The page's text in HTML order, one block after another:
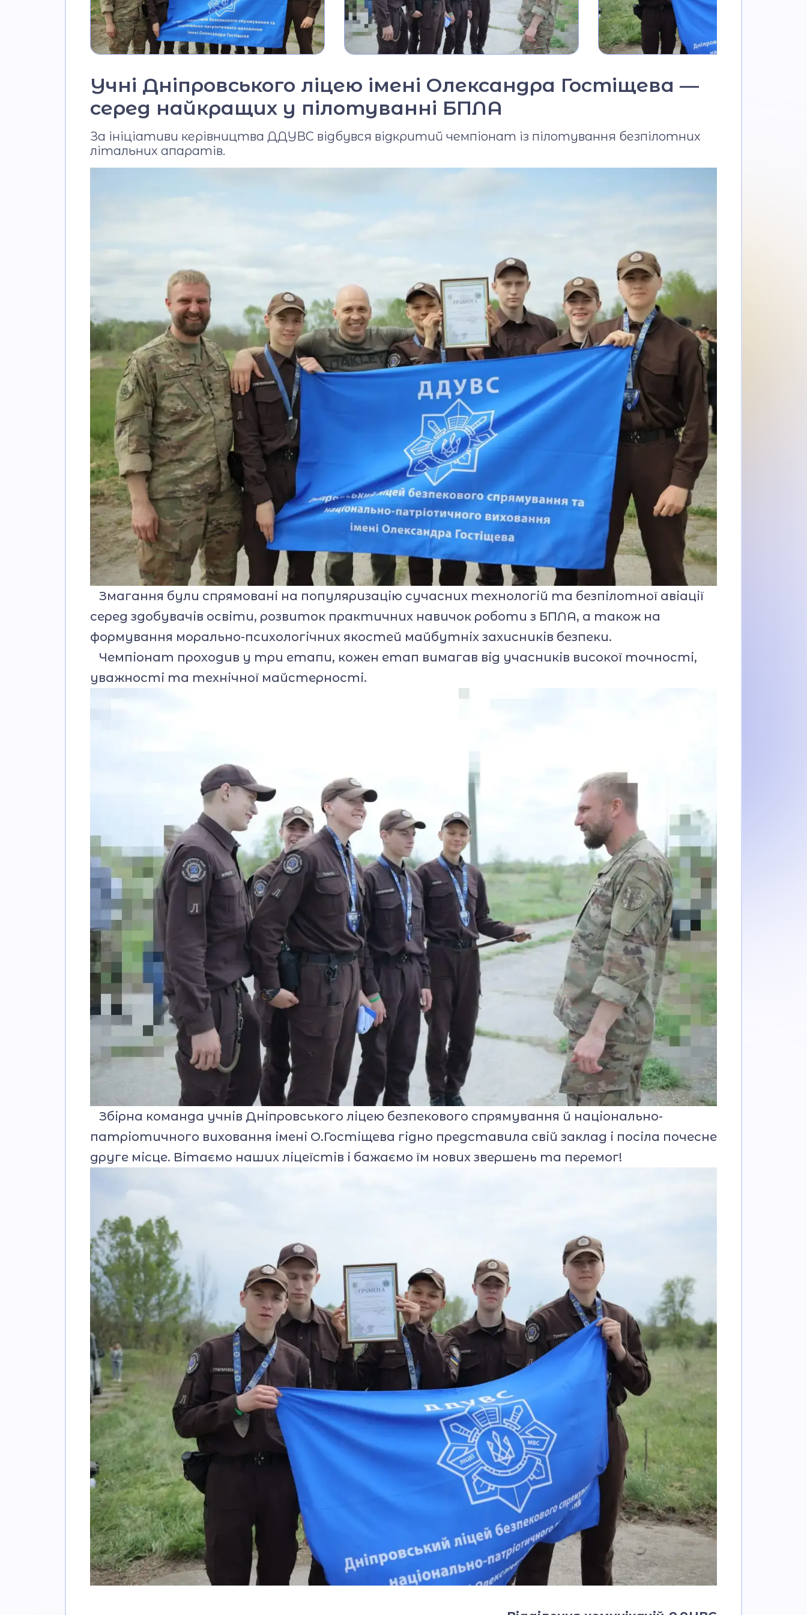
Фото та відео галерея
Віртуальний тур
"Вихователі ліцею"
Відеопроєкт
«Кирилиця»
Учні Дніпровського ліцею імені Олександра Гостіщева —
серед найкращих у пілотуванні БПЛА
За ініціативи керівництва ДДУВС відбувся відкритий чемпіонат із пілотування безпілотних
літальних апаратів.
Змагання були спрямовані на популяризацію сучасних технологій та безпілотної авіації
серед здобувачів освіти, розвиток практичних навичок роботи з БПЛА, а також на
формування морально-психологічних якостей майбутніх захисників безпеки.
Чемпіонат проходив у три етапи, кожен етап вимагав від учасників високої точності,
уважності та технічної майстерності.
Збірна команда учнів Дніпровського ліцею безпекового спрямування й національно-
патріотичного виховання імені О.Гостіщева гідно представила свій заклад і посіла почесне
друге місце. Вітаємо наших ліцеїстів і бажаємо їм нових звершень та перемог!